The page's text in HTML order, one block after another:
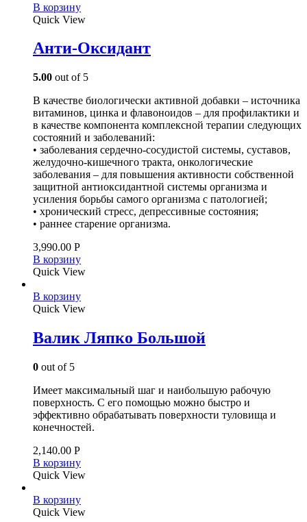
В корзину
Quick View
Анти-Оксидант
5.00 out of 5
В качестве биологически активной добавки – источника
витаминов, цинка и флавоноидов – для профилактики и
в качестве компонента комплексной терапии следующих
состояний и заболеваний:
• заболевания сердечно-сосудистой системы, суставов,
желудочно-кишечного тракта, онкологические
заболевания – для повышения активности собственной
защитной антиоксидантной системы организма и
усиления борьбы самого организма с патологией;
• хронический стресс, депрессивные состояния;
• раннее старение организма.
3,990.00 Р
В корзину
Quick View
В корзину
Quick View
Валик Ляпко Большой
0 out of 5
Имеет максимальный шаг и наибольшую рабочую
поверхность. С его помощью можно быстро и
эффективно обрабатывать поверхности туловища и
конечностей.
2,140.00 Р
В корзину
Quick View
В корзину
Quick View